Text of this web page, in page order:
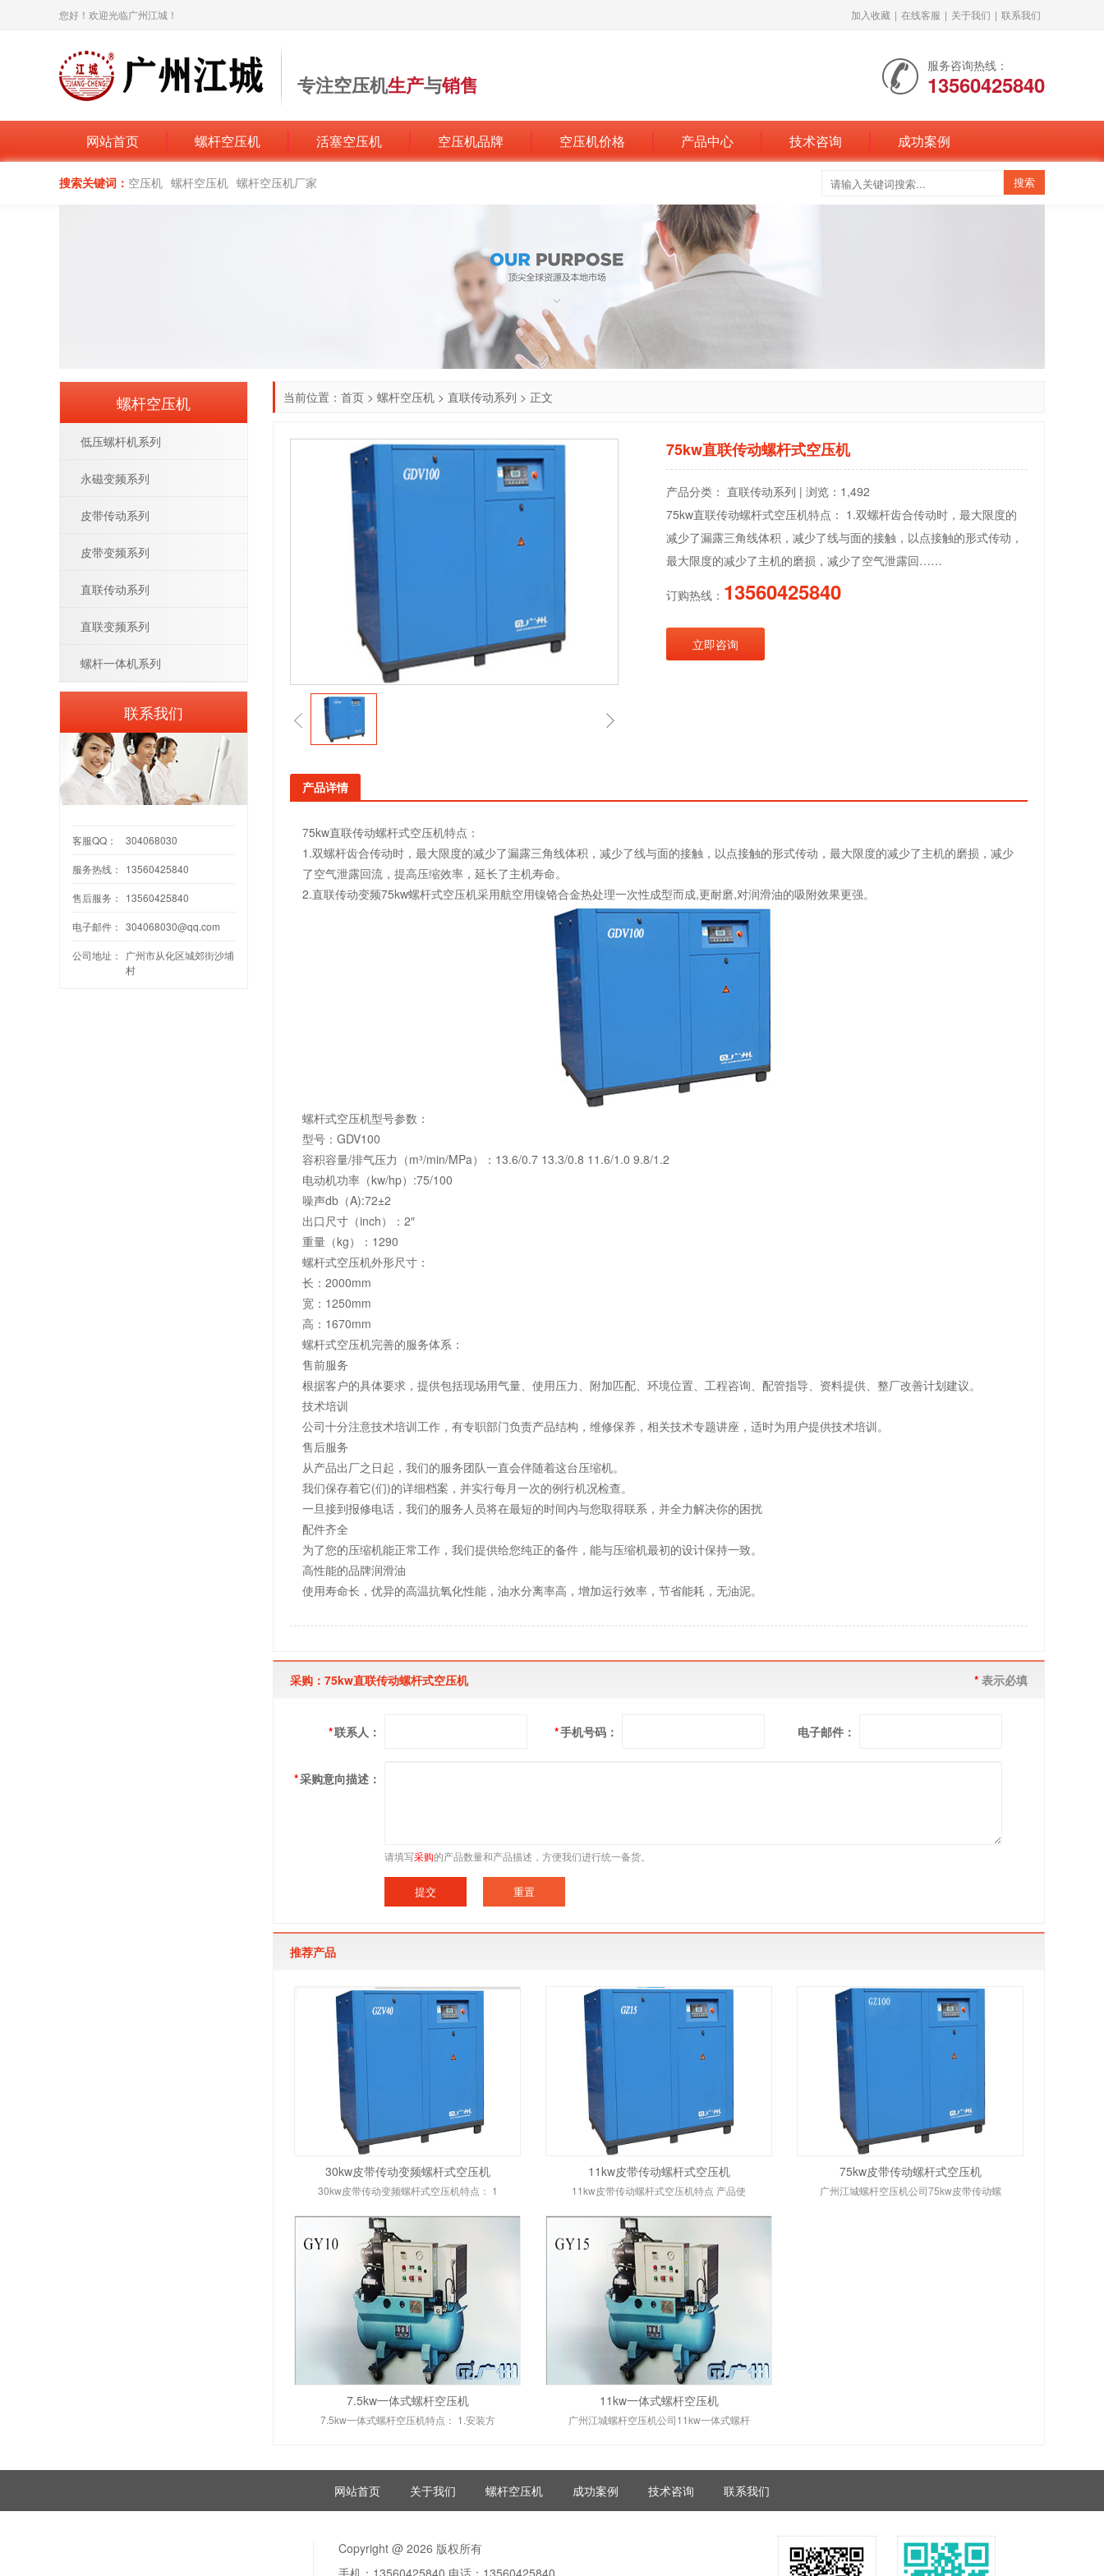
您好！欢迎光临广州江城！ 加入收藏 | 在线客服 | 关于我们 | 联系我们
专注空压机生产与销售
打造空压机行业领军品牌
服务咨询热线：
13560425840
网站首页 螺杆空压机 活塞空压机 空压机品牌 空压机价格 产品中心 技术咨询 成功案例
搜索关键词： 空压机 螺杆空压机 螺杆空压机厂家
当前位置： 首页 > 螺杆空压机 > 直联传动系列 > 正文
75kw直联传动螺杆式空压机
产品分类： 直联传动系列 | 浏览：1,492
75kw直联传动螺杆式空压机特点： 1.双螺杆齿合传动时，最大限度的
减少了漏露三角线体积，减少了线与面的接触，以点接触的形式传动，
最大限度的减少了主机的磨损，减少了空气泄露回……
订购热线： 13560425840
立即咨询
产品详情
75kw直联传动螺杆式空压机特点：
1.双螺杆齿合传动时，最大限度的减少了漏露三角线体积，减少了线与面的接触，以点接触的形式传动，最大限度的减少了主机的磨损，减少
了空气泄露回流，提高压缩效率，延长了主机寿命。
2.直联传动变频75kw螺杆式空压机采用航空用镍铬合金热处理一次性成型而成,更耐磨,对润滑油的吸附效果更强。
螺杆式空压机型号参数：
型号：GDV100
容积容量/排气压力（m³/min/MPa）：13.6/0.7 13.3/0.8 11.6/1.0 9.8/1.2
电动机功率（kw/hp）:75/100
噪声db（A):72±2
出口尺寸（inch）：2″
重量（kg）：1290
螺杆式空压机外形尺寸：
长：2000mm
宽：1250mm
高：1670mm
螺杆式空压机完善的服务体系：
售前服务
根据客户的具体要求，提供包括现场用气量、使用压力、附加匹配、环境位置、工程咨询、配管指导、资料提供、整厂改善计划建议。
技术培训
公司十分注意技术培训工作，有专职部门负责产品结构，维修保养，相关技术专题讲座，适时为用户提供技术培训。
售后服务
从产品出厂之日起，我们的服务团队一直会伴随着这台压缩机。
我们保存着它(们)的详细档案，并实行每月一次的例行机况检查。
一旦接到报修电话，我们的服务人员将在最短的时间内与您取得联系，并全力解决你的困扰
配件齐全
为了您的压缩机能正常工作，我们提供给您纯正的备件，能与压缩机最初的设计保持一致。
高性能的品牌润滑油
使用寿命长，优异的高温抗氧化性能，油水分离率高，增加运行效率，节省能耗，无油泥。
采购：75kw直联传动螺杆式空压机 * 表示必填
*联系人： *手机号码： 电子邮件：
*采购意向描述：
请填写采购的产品数量和产品描述，方便我们进行统一备货。
推荐产品
30kw皮带传动变频螺杆式空压机
30kw皮带传动变频螺杆式空压机特点： 1
11kw皮带传动螺杆式空压机
11kw皮带传动螺杆式空压机特点 产品使
75kw皮带传动螺杆式空压机
广州江城螺杆空压机公司75kw皮带传动螺
7.5kw一体式螺杆空压机
7.5kw一体式螺杆空压机特点： 1.安装方
11kw一体式螺杆空压机
广州江城螺杆空压机公司11kw一体式螺杆
螺杆空压机
低压螺杆机系列
永磁变频系列
皮带传动系列
皮带变频系列
直联传动系列
直联变频系列
螺杆一体机系列
联系我们
客服QQ： 304068030
服务热线： 13560425840
售后服务： 13560425840
电子邮件： 304068030@qq.com
公司地址：
广州市从化区城郊街沙埔
村
网站首页 关于我们 螺杆空压机 成功案例 技术咨询 联系我们
Copyright @ 2026 版权所有
手机：13560425840 电话：13560425840